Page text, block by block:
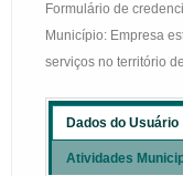
Formulário de
Município: Empresa
serviços no território
Dados do Usuário
Atividades